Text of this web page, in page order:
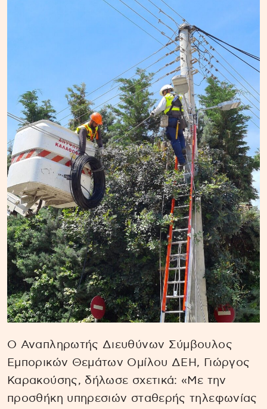
O Αναπληρωτής Διευθύνων Σύμβουλος
Εμπορικών Θεμάτων Ομίλου ΔΕΗ, Γιώργος
Καρακούσης, δήλωσε σχετικά: «Με την
προσθήκη υπηρεσιών σταθερής τηλεφωνίας